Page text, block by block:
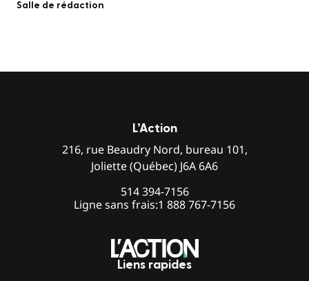
Salle de rédaction
L’Action
216, rue Beaudry Nord, bureau 101,
Joliette (Québec) J6A 6A6
514 394-7156
Ligne sans frais:1 888 767-7156
Liens rapides